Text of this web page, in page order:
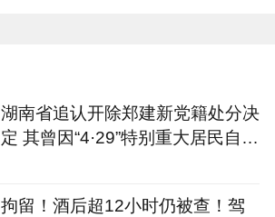
湖南省追认开除郑建新党籍处分决
定 其曾因“4·29”特别重大居民自建
拘留！酒后超12小时仍被查！驾